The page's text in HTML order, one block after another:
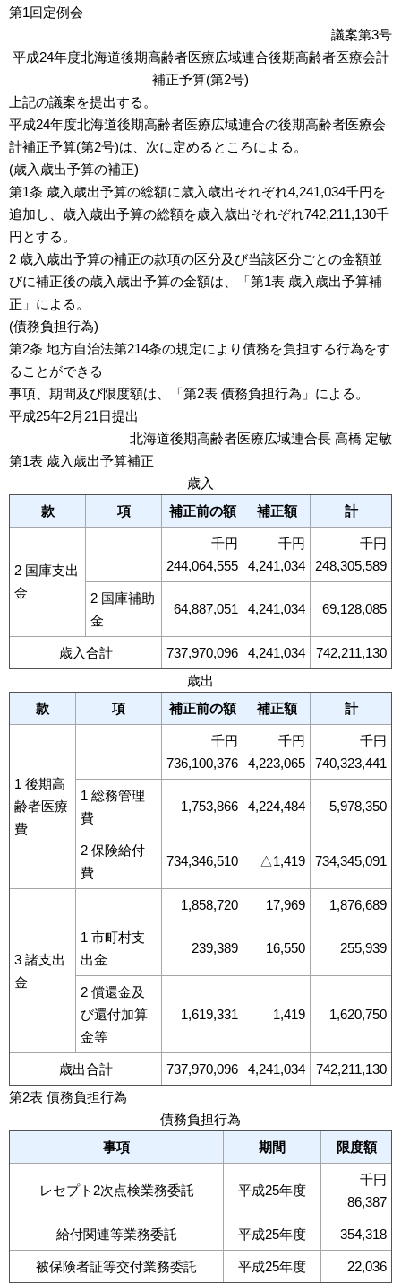
第1回定例会
議案第3号
平成24年度北海道後期高齢者医療広域連合後期高齢者医療会計
補正予算(第2号)
上記の議案を提出する。
平成24年度北海道後期高齢者医療広域連合の後期高齢者医療会
計補正予算(第2号)は、次に定めるところによる。
(歳入歳出予算の補正)
第1条 歳入歳出予算の総額に歳入歳出それぞれ4,241,034千円を
追加し、歳入歳出予算の総額を歳入歳出それぞれ742,211,130千
円とする。
2 歳入歳出予算の補正の款項の区分及び当該区分ごとの金額並
びに補正後の歳入歳出予算の金額は、「第1表 歳入歳出予算補
正」による。
(債務負担行為)
第2条 地方自治法第214条の規定により債務を負担する行為をす
ることができる
事項、期間及び限度額は、「第2表 債務負担行為」による。
平成25年2月21日提出
北海道後期高齢者医療広域連合長 高橋 定敏
第1表 歳入歳出予算補正
歳入
款
項 補正前の額 補正額 計
2 国庫支出
金
千円
244,064,555
千円
4,241,034
千円
248,305,589
2 国庫補助
金
64,887,051 4,241,034 69,128,085
歳入合計 737,970,096 4,241,034
742,211,130
歳出
款
項 補正前の額 補正額 計
1 後期高
齢者医療
費
千円
736,100,376
千円
4,223,065
千円
740,323,441
1 総務管理
費
1,753,866 4,224,484 5,978,350
2 保険給付
費
734,346,510 △1,419 734,345,091
3 諸支出
金
1,858,720 17,969 1,876,689
1 市町村支
出金
239,389 16,550 255,939
2 償還金及
び還付加算
金等
1,619,331 1,419 1,620,750
歳出合計 737,970,096 4,241,034
742,211,130
第2表 債務負担行為
債務負担行為
事項
期間 限度額
レセプト2次点検業務委託 平成25年度
千円
86,387
給付関連等業務委託 平成25年度 354,318
被保険者証等交付業務委託 平成25年度 22,036